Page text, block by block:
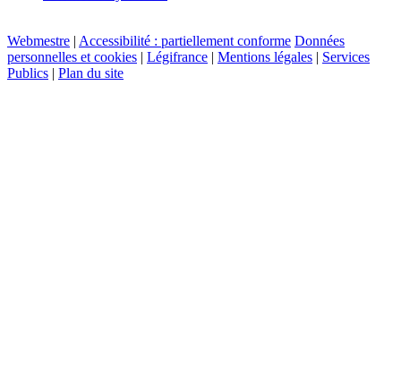
Webmestre | Accessibilité : partiellement conforme Données
personnelles et cookies | Légifrance | Mentions légales | Services
Publics | Plan du site